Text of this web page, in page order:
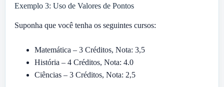
Exemplo 3: Uso de Valores de Pontos
Suponha que você tenha os seguintes cursos:
Matemática – 3 Créditos, Nota: 3,5
História – 4 Créditos, Nota: 4.0
Ciências – 3 Créditos, Nota: 2,5